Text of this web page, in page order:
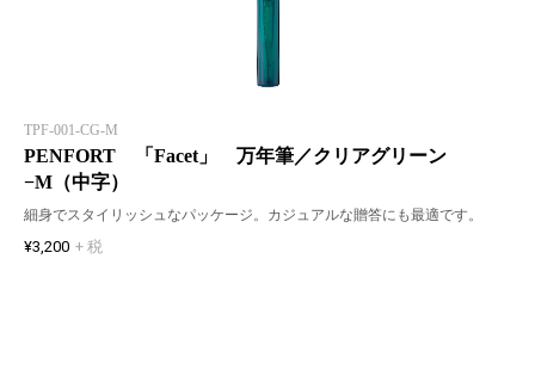
TPF-001-CG-M
PENFORT 「Facet」 万年筆／クリアグリーン
−M（中字）
細身でスタイリッシュなパッケージ。カジュアルな贈答にも最適です。
¥3,200 + 税